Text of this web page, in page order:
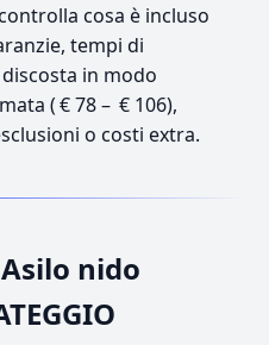
cosa è incluso
tempi di
in modo
( € 78 – € 106),
o costi extra.
nido